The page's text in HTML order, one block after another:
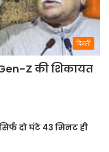
दिल्ली
Z की शिकायत
दो घंटे 43 मिनट ही